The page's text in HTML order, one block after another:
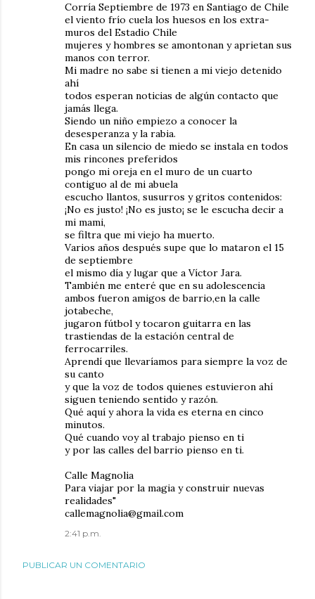
Corría Septiembre de 1973 en Santiago de Chile
el viento frío cuela los huesos en los extra-
muros del Estadio Chile
mujeres y hombres se amontonan y aprietan sus
manos con terror.
Mi madre no sabe si tienen a mi viejo detenido
ahí
todos esperan noticias de algún contacto que
jamás llega.
Siendo un niño empiezo a conocer la
desesperanza y la rabia.
En casa un silencio de miedo se instala en todos
mis rincones preferidos
pongo mi oreja en el muro de un cuarto
contiguo al de mi abuela
escucho llantos, susurros y gritos contenidos:
¡No es justo! ¡No es justo¡ se le escucha decir a
mi mami,
se filtra que mi viejo ha muerto.
Varios años después supe que lo mataron el 15
de septiembre
el mismo día y lugar que a Víctor Jara.
También me enteré que en su adolescencia
ambos fueron amigos de barrio,en la calle
jotabeche,
jugaron fútbol y tocaron guitarra en las
trastiendas de la estación central de
ferrocarriles.
Aprendí que llevaríamos para siempre la voz de
su canto
y que la voz de todos quienes estuvieron ahí
siguen teniendo sentido y razón.
Qué aquí y ahora la vida es eterna en cinco
minutos.
Qué cuando voy al trabajo pienso en ti
y por las calles del barrio pienso en ti.
Calle Magnolia
Para viajar por la magia y construir nuevas
realidades"
callemagnolia@gmail.com
2:41 p.m.
PUBLICAR UN COMENTARIO